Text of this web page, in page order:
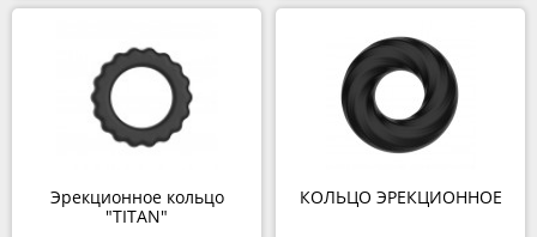
Эрекционное кольцо
"TITAN"
КОЛЬЦО ЭРЕКЦИОННОЕ